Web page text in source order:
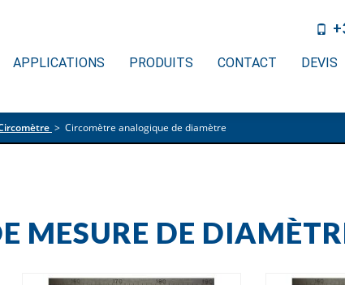
APPLICATIONS PRODUITS CONTACT DEVIS
> Circomètre analogique de diamètre
MESURE DE